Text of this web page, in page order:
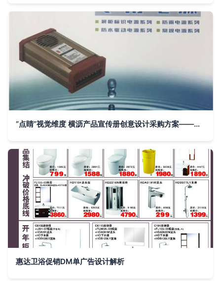
“点睛”视觉维度 横沥产品宣传册创意设计采购方案——赋新丰收广告生命张力
惠达卫浴促销DM单广告设计解析